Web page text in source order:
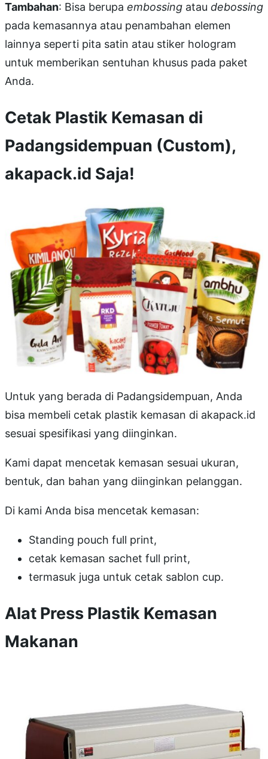
Tambahan: Bisa berupa embossing atau debossing
pada kemasannya atau penambahan elemen
lainnya seperti pita satin atau stiker hologram
untuk memberikan sentuhan khusus pada paket
Anda.
Cetak Plastik Kemasan di
Padangsidempuan (Custom),
akapack.id Saja!
Untuk yang berada di Padangsidempuan, Anda
bisa membeli cetak plastik kemasan di akapack.id
sesuai spesifikasi yang diinginkan.
Kami dapat mencetak kemasan sesuai ukuran,
bentuk, dan bahan yang diinginkan pelanggan.
Di kami Anda bisa mencetak kemasan:
Standing pouch full print,
cetak kemasan sachet full print,
termasuk juga untuk cetak sablon cup.
Alat Press Plastik Kemasan
Makanan